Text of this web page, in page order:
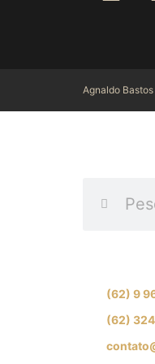
Agnaldo
(62) 9
(62)